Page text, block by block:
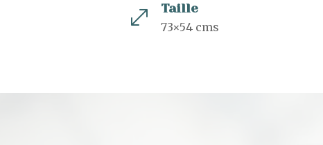
.
Taille
73×54 cms